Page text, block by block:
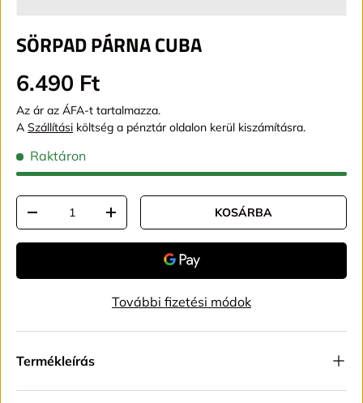
SÖRPAD PÁRNA CUBA
Alap ár
6.490 Ft
Az ár az ÁFA-t tartalmazza.
A Szállítási költség a pénztár oldalon kerül kiszámításra.
Raktáron
Mennyiség
TRANSLATION MISSING:TRANSLATION MISSING:KOSÁRBA
További fizetési módok
Termékleírás